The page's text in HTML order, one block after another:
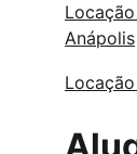
Anápolis